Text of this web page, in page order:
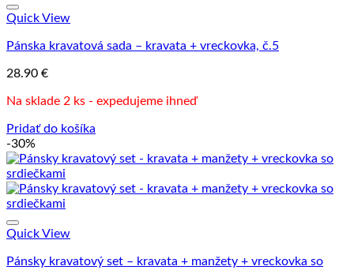
Quick View
Pánska kravatová sada – kravata + vreckovka, č.5
28.90 €
Na sklade 2 ks - expedujeme ihneď
Pridať do košíka
-30%
Quick View
Pánsky kravatový set – kravata + manžety + vreckovka so